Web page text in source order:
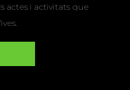
actes i activitats que